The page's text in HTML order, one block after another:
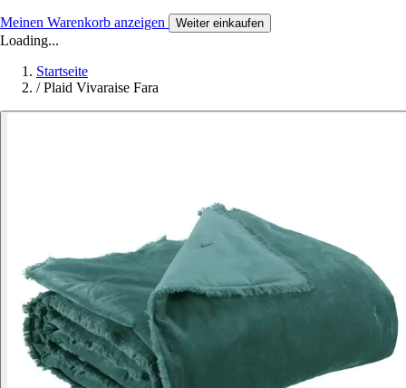
Meinen Warenkorb anzeigen Weiter einkaufen
Loading...
Startseite
/ Plaid Vivaraise Fara